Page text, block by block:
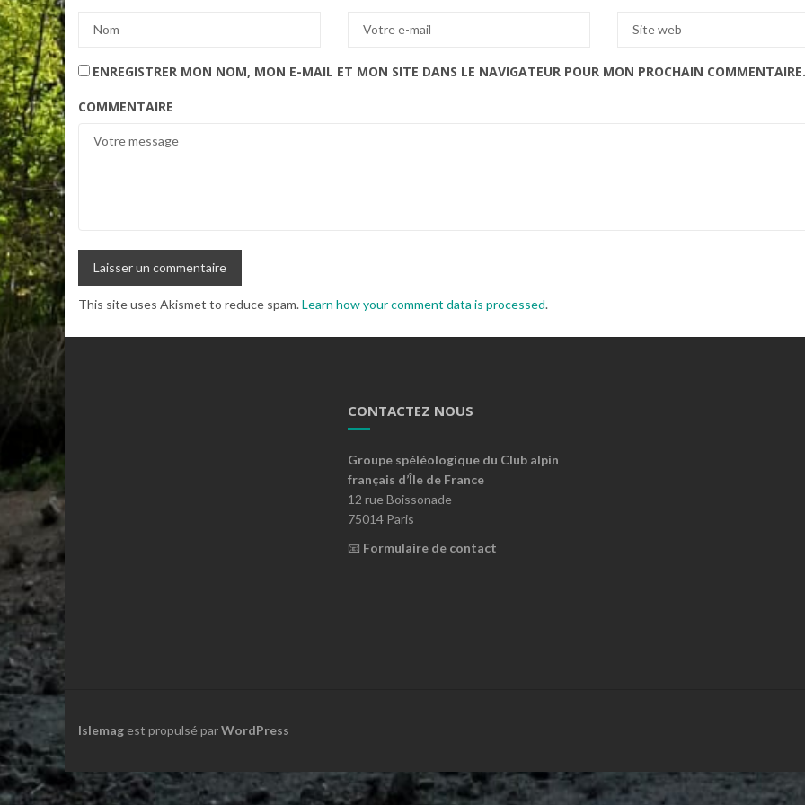
ENREGISTRER MON NOM, MON E-MAIL ET MON SITE DANS LE NAVIGATEUR POUR MON PROCHAIN COMMENTAIRE.
COMMENTAIRE
This site uses Akismet to reduce spam.Learn how your comment data is processed.
CONTACTEZ NOUS
Groupe spéléologique du Club alpin
français d’Île de France
12 rue Boissonade
75014 Paris
📧 Formulaire de contact
Islemag est propulsé parWordPress